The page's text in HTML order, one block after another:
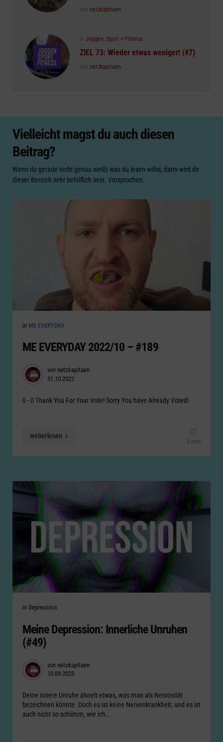
Posted
von netzkapitaen
Posted
in Joggen, Sport + Fitness
ZIEL 73: Wieder etwas weniger! (#7)
Posted
von netzkapitaen
Vielleicht magst du auch diesen
Beitrag?
Wenn du gerade nicht genau weißt was du lesen willst, dann wird dir
dieser Bereich sehr behilflich sein. Versprochen.
Categories
Posted
in ME EVERYDAY
ME EVERYDAY 2022/10 – #189
Posted
by
von netzkapitaen
31.10.2022
0 - 0 Thank You For Your Vote! Sorry You have Already Voted!
weiterlesen
0 min
Categories
Posted
in Depression
Meine Depression: Innerliche Unruhen
(#49)
Posted
by
von netzkapitaen
10.09.2023
Deine innere Unruhe ähnelt etwas, was man als Nervosität
bezeichnen könnte. Doch es ist keine Nervenkrankheit, und es ist
auch nicht so schlimm, wie ich...